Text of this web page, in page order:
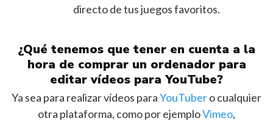
directo de tus juegos favoritos.
¿Qué tenemos que tener en cuenta a la
hora de comprar un ordenador para
editar vídeos para YouTube?
Ya sea para realizar vídeos paraYouTubero cualquier
otra plataforma, como por ejemploVimeo,